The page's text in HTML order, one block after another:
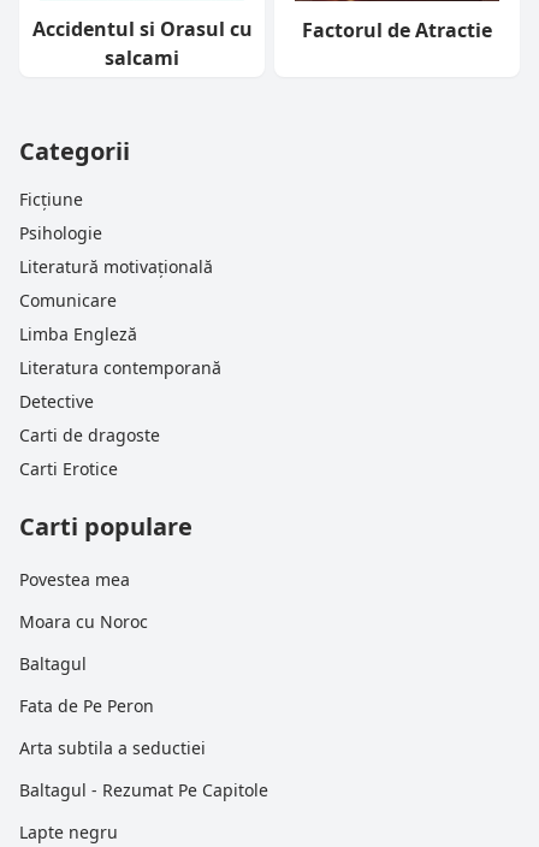
Accidentul si Orasul cu
salcami
Factorul de Atractie
Categorii
Ficțiune
Psihologie
Literatură motivațională
Comunicare
Limba Engleză
Literatura contemporană
Detective
Carti de dragoste
Carti Erotice
Carti populare
Povestea mea
Moara cu Noroc
Baltagul
Fata de Pe Peron
Arta subtila a seductiei
Baltagul - Rezumat Pe Capitole
Lapte negru